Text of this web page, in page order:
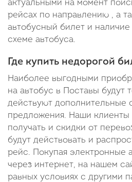
актуальными на момент
рейсах по направлению , а
автобусный билет и
схеме автобуса.
Где купить недорогой
Наиболее выгодными
на автобус в Поставы будут
действуют дополнительные
предложения. Наши
получать и скидки от
будут действовать и
рейс. Покупая электронные
через интернет, на нашем
равных условиях с другими